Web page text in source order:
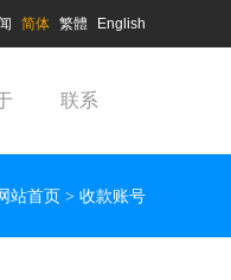
简体 繁體 English
联系
站首页 > 收款账号